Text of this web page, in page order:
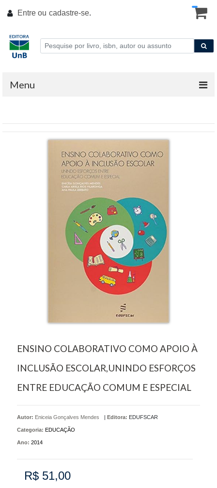
Entre ou cadastre-se.
Menu
ENSINO COLABORATIVO COMO APOIO À
INCLUSÃO ESCOLAR,UNINDO ESFORÇOS
ENTRE EDUCAÇÃO COMUM E ESPECIAL
Autor: Eniceia Gonçalves Mendes | Editora: EDUFSCAR
Categoria: EDUCAÇÃO
Ano: 2014
R$ 51,00